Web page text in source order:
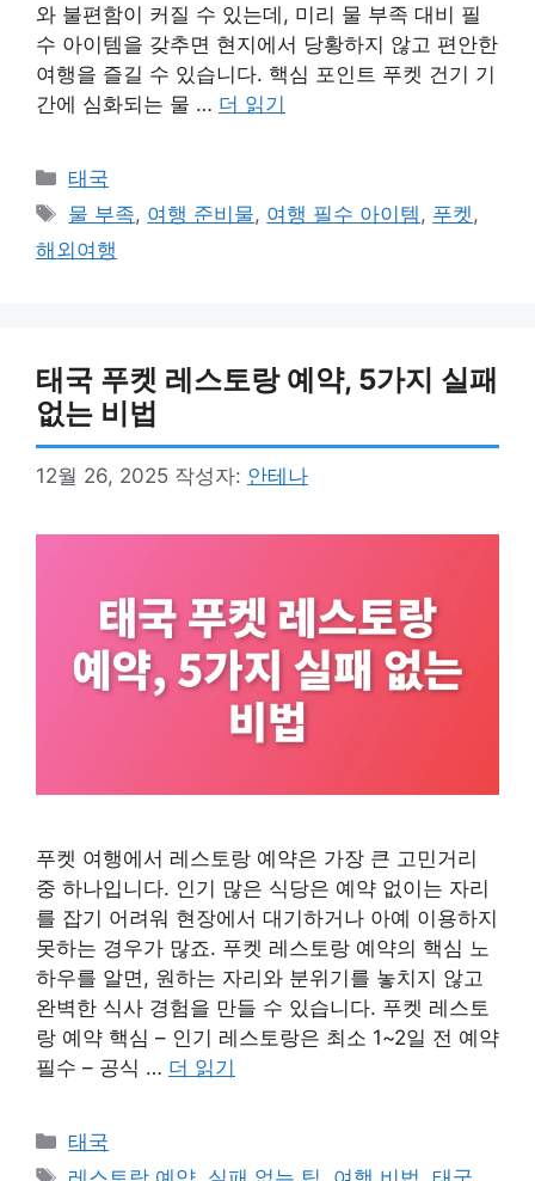
와 불편함이 커질 수 있는데, 미리 물 부족 대비 필
수 아이템을 갖추면 현지에서 당황하지 않고 편안한
여행을 즐길 수 있습니다. 핵심 포인트 푸켓 건기 기
간에 심화되는 물 … 더 읽기
카
테
리
태국
태
그
물 부족, 여행 준비물, 여행 필수 아이템 , 푸켓 ,
해외여행
태국 푸켓 레스토랑 예약, 5가지 실패
없는 비법
12월 26, 2025 작성자: 안테나
푸켓 여행에서 레스토랑 예약은 가장 큰 고민거리
중 하나입니다. 인기 많은 식당은 예약 없이는 자리
를 잡기 어려워 현장에서 대기하거나 아예 이용하지
못하는 경우가 많죠. 푸켓 레스토랑 예약의 핵심 노
하우를 알면, 원하는 자리와 분위기를 놓치지 않고
완벽한 식사 경험을 만들 수 있습니다. 푸켓 레스토
랑 예약 핵심 – 인기 레스토랑은 최소 1~2일 전 예약
필수 – 공식 … 더 읽기
카
테
태국
태